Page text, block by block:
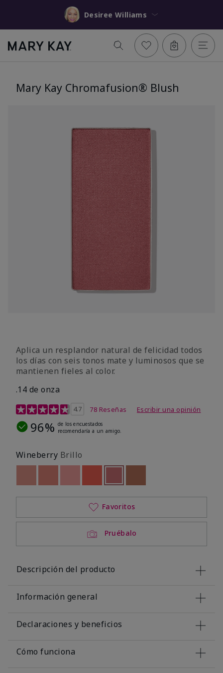
Desiree Williams
Mary Kay Chromafusion® Blush
Aplica un resplandor natural de felicidad todos
los días con seis tonos mate y luminosos que se
mantienen fieles al color.
.14 de onza
Calificación de clientes de 4,3 de 5
4.7 78 Reseñas Escribir una opinión
96% de los encuestados
recomendaría a un amigo.
Wineberry Brillo
Out of stockOut of stockseleccionado
Out of stock
Pruébalo
Favoritos
Descripción del producto
Información general
Declaraciones y beneficios
Cómo funciona